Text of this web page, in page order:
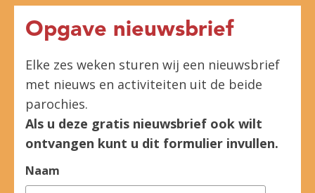
Opgave nieuwsbrief
Elke zes weken sturen wij een nieuwsbrief
met nieuws en activiteiten uit de beide
parochies.
Als u deze gratis nieuwsbrief ook wilt
ontvangen kunt u dit formulier invullen.
Naam